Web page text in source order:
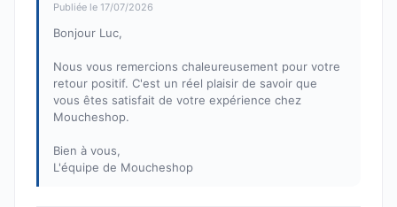
Publiée le 17/07/2026
Bonjour Luc,
Nous vous remercions chaleureusement pour votre
retour positif. C'est un réel plaisir de savoir que
vous êtes satisfait de votre expérience chez
Moucheshop.
Bien à vous,
L'équipe de Moucheshop